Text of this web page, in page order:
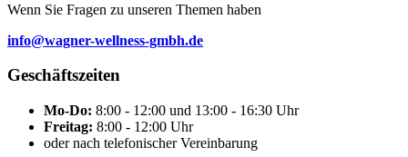
Wenn Sie Fragen zu unseren Themen haben
info@wagner-wellness-gmbh.de
Geschäftszeiten
Mo-Do: 8:00 - 12:00 und 13:00 - 16:30 Uhr
Freitag: 8:00 - 12:00 Uhr
oder nach telefonischer Vereinbarung